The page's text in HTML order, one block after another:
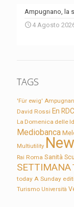
Ampugnano, la
4 Agosto
TAGS
'Für ewig'
David Rossi En RDC
La Domenica delle
Mediobanca
Multiutility
Rai Roma Sanità
SETTIMANA
today A Sunday
Turismo Università